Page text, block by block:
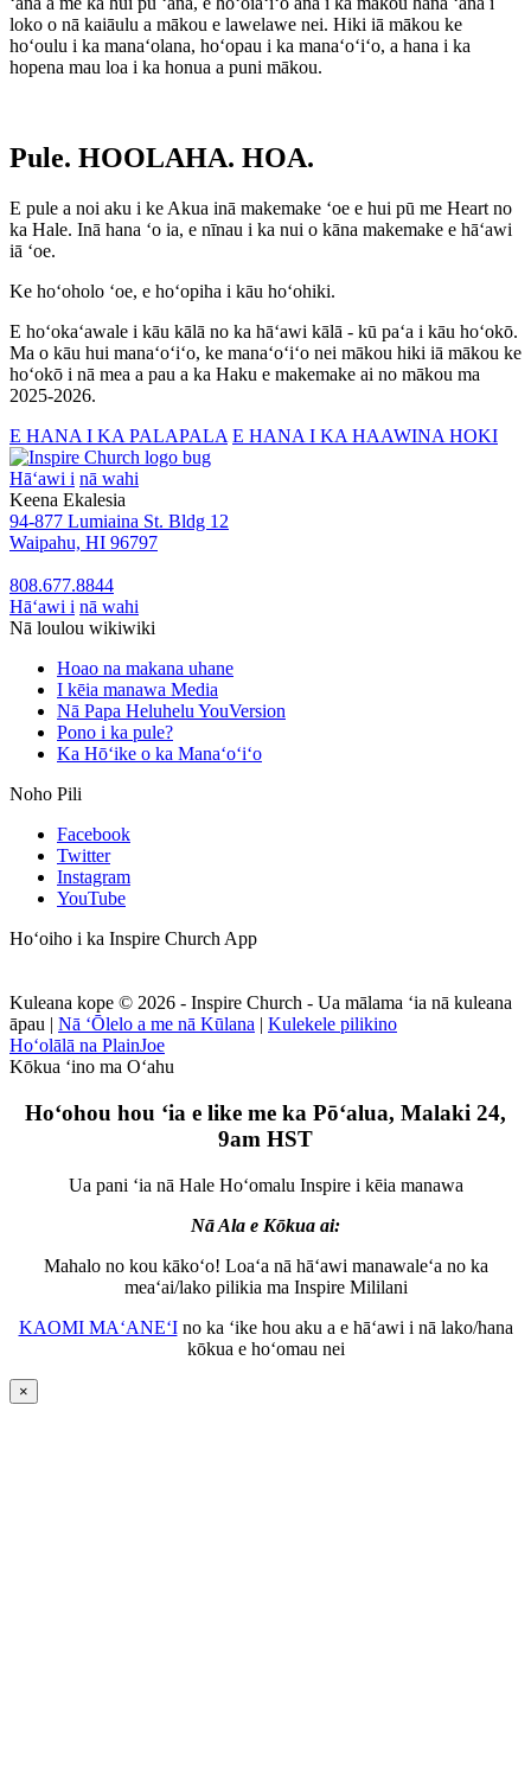
loko o nā kaiāulu a mākou e lawelawe nei. Hiki iā mākou ke
hoʻoulu i ka manaʻolana, hoʻopau i ka manaʻoʻiʻo, a hana i ka
hopena mau loa i ka honua a puni mākou.
Pule. HOOLAHA. HOA.
E pule a noi aku i ke Akua inā makemake ʻoe e hui pū me Heart no
ka Hale. Inā hana ʻo ia, e nīnau i ka nui o kāna makemake e hāʻawi
iā ʻoe.
Ke hoʻoholo ʻoe, e hoʻopiha i kāu hoʻohiki.
E hoʻokaʻawale i kāu kālā no ka hāʻawi kālā - kū paʻa i kāu hoʻokō.
Ma o kāu hui manaʻoʻiʻo, ke manaʻoʻiʻo nei mākou hiki iā mākou ke
hoʻokō i nā mea a pau a ka Haku e makemake ai no mākou ma
2025-2026.
E HANA I KA PALAPALA E HANA I KA HAAWINA HOKI
Hāʻawi i nā wahi
Keena Ekalesia
94-877 Lumiaina St. Bldg 12
Waipahu, HI 96797
808.677.8844
Hāʻawi i nā wahi
Nā loulou wikiwiki
Hoao na makana uhane
I kēia manawa Media
Nā Papa Heluhelu YouVersion
Pono i ka pule?
Ka Hōʻike o ka Manaʻoʻiʻo
Noho Pili
Facebook
Twitter
Instagram
YouTube
Hoʻoiho i ka Inspire Church App
Kuleana kope © 2026 - Inspire Church - Ua mālama ʻia nā kuleana
āpau | Nā ʻŌlelo a me nā Kūlana | Kulekele pilikino
Hoʻolālā na PlainJoe
Kōkua ʻino ma Oʻahu
Hoʻohou hou ʻia e like me ka Pōʻalua, Malaki 24,
9am HST
Ua pani ʻia nā Hale Hoʻomalu Inspire i kēia manawa
Nā Ala e Kōkua ai:
Mahalo no kou kākoʻo! Loaʻa nā hāʻawi manawaleʻa no ka
meaʻai/lako pilikia ma Inspire Mililani
KAOMI MAʻANEʻIno ka ʻike hou aku a e hāʻawi i nā lako/hana
kōkua e hoʻomau nei
×